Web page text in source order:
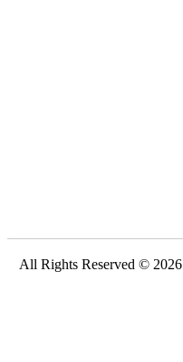
All Rights Reserved © 2026